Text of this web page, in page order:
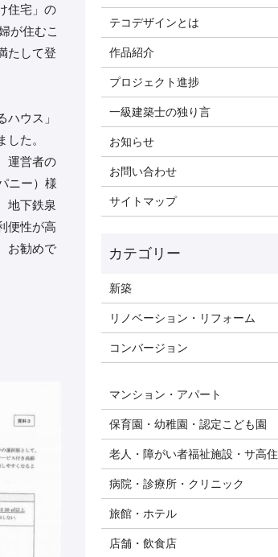
住宅」の
が住むこ
たして登
ウス」
た。
運営者の
ニー）様
地下鉄泉
便性が高
お勧めで
テコデザインとは
作品紹介
プロジェクト進捗
一級建築士の独り言
お知らせ
お問い合わせ
サイトマップ
新築
リノベーション・リフォーム
コンバージョン
マンション・アパート
保育園・幼稚園・認定こども園
老人・障がい者福祉施設・サ高住
病院・診療所・クリニック
旅館・ホテル
店舗・飲食店